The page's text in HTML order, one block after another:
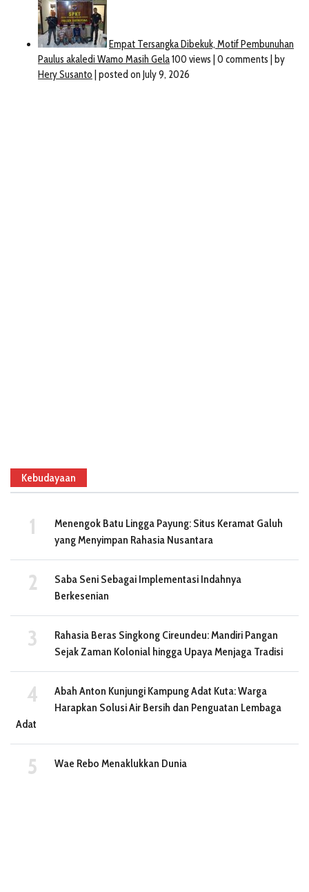
Kebudayaan
Menengok Batu Lingga Payung: Situs Keramat Galuh
yang Menyimpan Rahasia Nusantara
Saba Seni Sebagai Implementasi Indahnya
Berkesenian
Rahasia Beras Singkong Cireundeu: Mandiri Pangan
Sejak Zaman Kolonial hingga Upaya Menjaga Tradisi
Abah Anton Kunjungi Kampung Adat Kuta: Warga
Harapkan Solusi Air Bersih dan Penguatan Lembaga
Adat
Wae Rebo Menaklukkan Dunia